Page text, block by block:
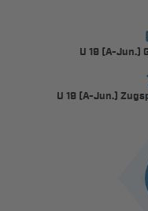
U 19 (A-Jun.)
U 19 (A-Jun.)